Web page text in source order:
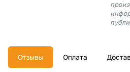
Отзывы Оплата
Остались